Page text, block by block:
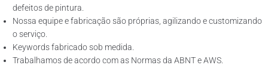
defeitos de pintura.
Nossa equipe e fabricação são próprias, agilizando e customizando
o serviço.
Keywords fabricado sob medida.
Trabalhamos de acordo com as Normas da ABNT e AWS.